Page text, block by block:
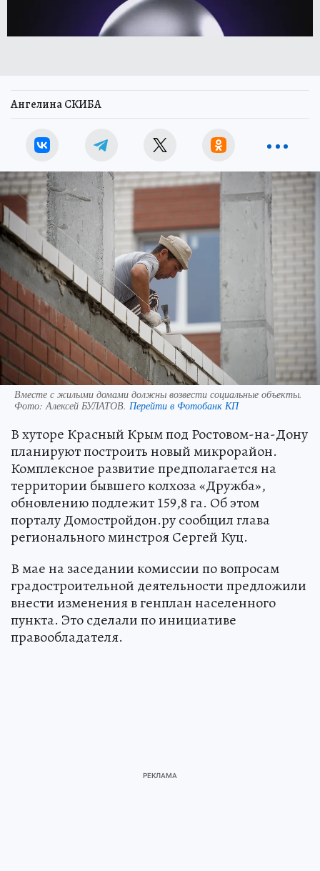
Ангелина СКИБА
Вместе с жилыми домами должны возвести социальные объекты.
Фото: Алексей БУЛАТОВ. Перейти в Фотобанк КП
В хуторе Красный Крым под Ростовом-на-Дону
планируют построить новый микрорайон.
Комплексное развитие предполагается на
территории бывшего колхоза «Дружба»,
обновлению подлежит 159,8 га. Об этом
порталу Домостройдон.ру сообщил глава
регионального минстроя Сергей Куц.
В мае на заседании комиссии по вопросам
градостроительной деятельности предложили
внести изменения в генплан населенного
пункта. Это сделали по инициативе
правообладателя.